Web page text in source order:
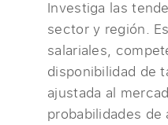
Investiga las
sector y región.
salariales,
disponibilidad de
ajustada al
probabilidades de